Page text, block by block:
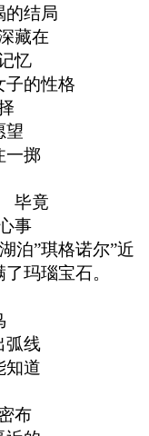
的结局
藏在
忆
子的性格
望
一掷
毕竟
事
泊”琪格诺尔”近
玛瑙宝石。
弧线
道
布